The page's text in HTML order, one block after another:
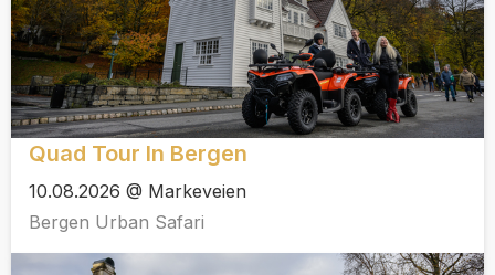
Quad Tour In Bergen
10.08.2026 @ Markeveien
Bergen Urban Safari